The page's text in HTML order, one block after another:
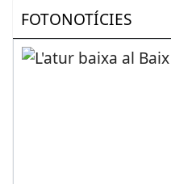
FOTONOTÍCIES